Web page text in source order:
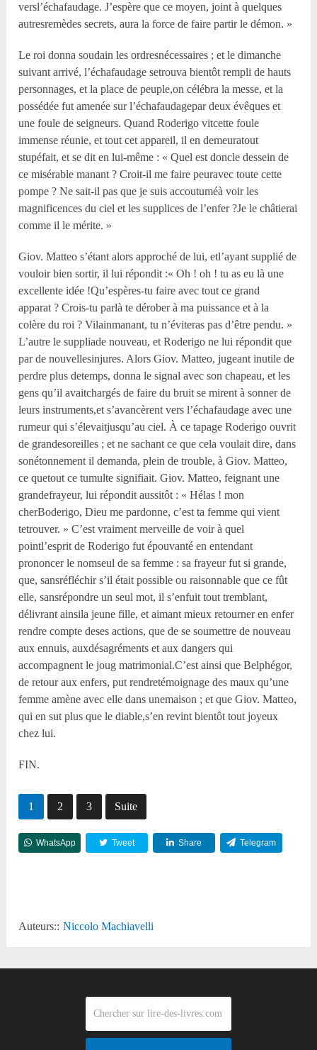
versl’échafaudage. J’espère que ce moyen, joint à quelques
autresremèdes secrets, aura la force de faire partir le démon. »
Le roi donna soudain les ordresnécessaires ; et le dimanche
suivant arrivé, l’échafaudage setrouva bientôt rempli de hauts
personnages, et la place de peuple,on célébra la messe, et la
possédée fut amenée sur l’échafaudagepar deux évêques et
une foule de seigneurs. Quand Roderigo vitcette foule
immense réunie, et tout cet appareil, il en demeuratout
stupéfait, et se dit en lui-même : « Quel est doncle dessein de
ce misérable manant ? Croit-il me faire peuravec toute cette
pompe ? Ne sait-il pas que je suis accoutuméà voir les
magnificences du ciel et les supplices de l’enfer ?Je le châtierai
comme il le mérite. »
Giov. Matteo s’étant alors approché de lui, etl’ayant supplié de
vouloir bien sortir, il lui répondit :« Oh ! oh ! tu as eu là une
excellente idée !Qu’espères-tu faire avec tout ce grand
apparat ? Crois-tu parlà te dérober à ma puissance et à la
colère du roi ? Vilainmanant, tu n’éviteras pas d’être pendu. »
L’autre le suppliade nouveau, et Roderigo ne lui répondit que
par de nouvellesinjures. Alors Giov. Matteo, jugeant inutile de
perdre plus detemps, donna le signal avec son chapeau, et les
gens qu’il avaitchargés de faire du bruit se mirent à sonner de
leurs instruments,et s’avancèrent vers l’échafaudage avec une
rumeur qui s’élevaitjusqu’au ciel. À ce tapage Roderigo ouvrit
de grandesoreilles ; et ne sachant ce que cela voulait dire, dans
sonétonnement il demanda, plein de trouble, à Giov. Matteo,
ce quetout ce tumulte signifiait. Giov. Matteo, feignant une
grandefrayeur, lui répondit aussitôt : « Hélas ! mon
cherBoderigo, Dieu me pardonne, c’est ta femme qui vient
tetrouver. » C’est vraiment merveille de voir à quel
pointl’esprit de Roderigo fut épouvanté en entendant
prononcer le nomseul de sa femme : sa frayeur fut si grande,
que, sansréfléchir s’il était possible ou raisonnable que ce fût
elle, sansrépondre un seul mot, il s’enfuit tout tremblant,
délivrant ainsila jeune fille, et aimant mieux retourner en enfer
rendre compte deses actions, que de se soumettre de nouveau
aux ennuis, auxdésagréments et aux dangers qui
accompagnent le joug matrimonial.C’est ainsi que Belphégor,
de retour aux enfers, put rendretémoignage des maux qu’une
femme amène avec elle dans unemaison ; et que Giov. Matteo,
qui en sut plus que le diable,s’en revint bientôt tout joyeux
chez lui.
FIN.
1 2 3 Suite
WhatsApp Tweet Share Telegram
Auteurs:: Niccolo Machiavelli